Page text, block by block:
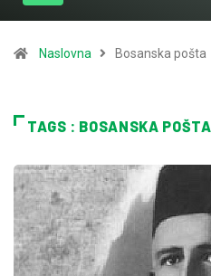
Naslovna Bosanska pošta
TAGS : BOSANSKA POŠTA